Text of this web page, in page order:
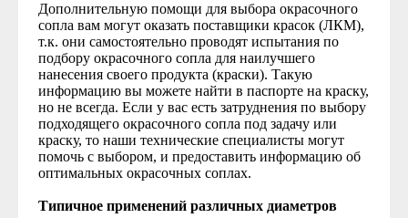
Дополнительную помощи для выбора окрасочного
сопла вам могут оказать поставщики красок (ЛКМ),
т.к. они самостоятельно проводят испытания по
подбору окрасочного сопла для наилучшего
нанесения своего продукта (краски). Такую
информацию вы можете найти в паспорте на краску,
но не всегда. Если у вас есть затруднения по выбору
подходящего окрасочного сопла под задачу или
краску, то наши технические специалисты могут
помочь с выбором, и предоставить информацию об
оптимальных окрасочных соплах.
Типичное применений различных диаметров